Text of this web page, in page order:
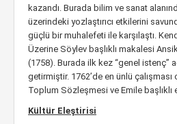
kazandı. Burada bilim ve sanat
üzerindeki yozlaştırıcı etkilerini
güçlü bir muhalefeti ile karşılaştı.
Üzerine Söylev başlıklı makalesi
(1758). Burada ilk kez “genel istenç”
getirmiştir. 1762’de en ünlü
Toplum Sözleşmesi ve Emile başlıklı
Kültür Eleştirisi